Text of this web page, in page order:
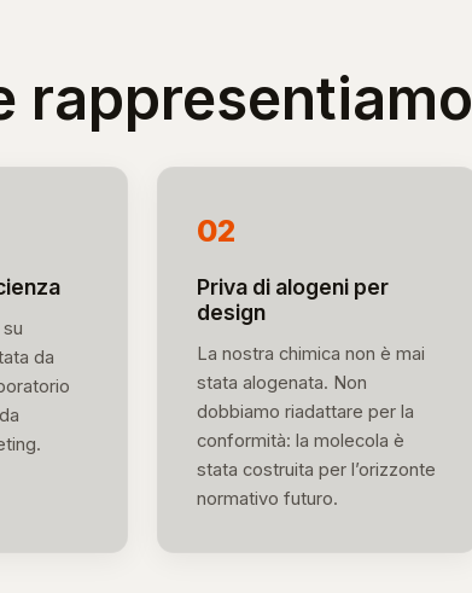
rappresentiamo
da
02
Priva di alogeni per
design
La nostra chimica non è mai
stata alogenata. Non
dobbiamo riadattare per la
conformità: la molecola è
stata costruita per l’orizzonte
normativo futuro.